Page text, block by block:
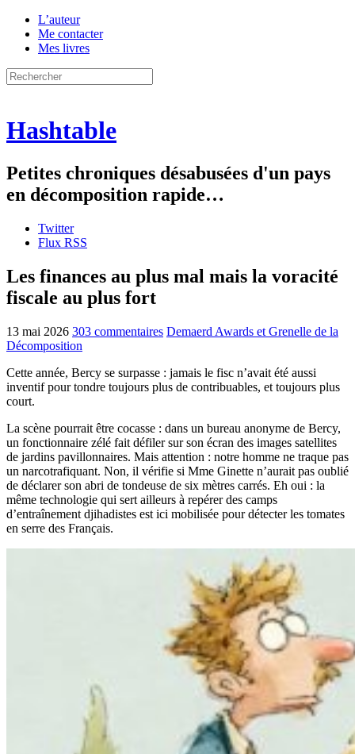
L’auteur
Me contacter
Mes livres
Hashtable
Petites chroniques désabusées d'un pays
en décomposition rapide…
Twitter
Flux RSS
Les finances au plus mal mais la voracité
fiscale au plus fort
13 mai 2026 303 commentaires Demaerd Awards et Grenelle de la
Décomposition
Cette année, Bercy se surpasse : jamais le fisc n’avait été aussi
inventif pour tondre toujours plus de contribuables, et toujours plus
court.
La scène pourrait être cocasse : dans un bureau anonyme de Bercy,
un fonctionnaire zélé fait défiler sur son écran des images satellites
de jardins pavillonnaires. Mais attention : notre homme ne traque pas
un narcotrafiquant. Non, il vérifie si Mme Ginette n’aurait pas oublié
de déclarer son abri de tondeuse de six mètres carrés. Eh oui : la
même technologie qui sert ailleurs à repérer des camps
d’entraînement djihadistes est ici mobilisée pour détecter les tomates
en serre des Français.